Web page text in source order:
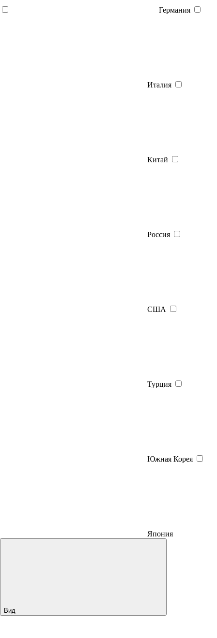
Германия
Италия
Китай
Россия
США
Турция
Южная Корея
Япония
Вид